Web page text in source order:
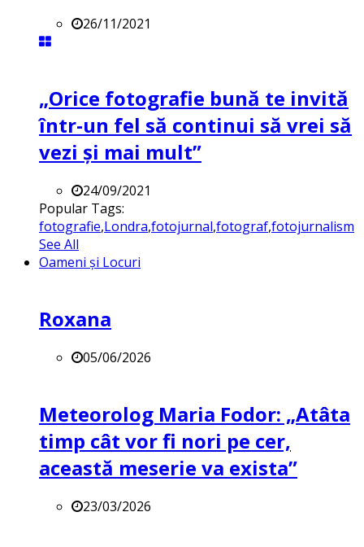
26/11/2021
„Orice fotografie bună te invită
într-un fel să continui să vrei să
vezi și mai mult”
24/09/2021
Popular Tags:
fotografie,Londra,fotojurnal,fotograf,fotojurnalism
See All
Oameni și Locuri
Roxana
05/06/2026
Meteorolog Maria Fodor: „Atâta
timp cât vor fi nori pe cer,
această meserie va exista”
23/03/2026